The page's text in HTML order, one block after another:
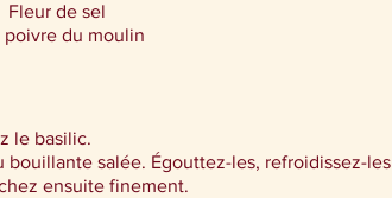
Fleur de sel
poivre du moulin
le basilic.
bouillante salée. Égouttez-les, refroidissez-les
ensuite finement.